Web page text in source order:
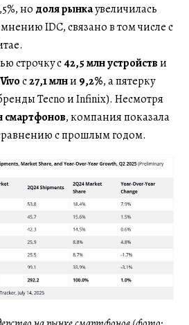
но доля рынкаувеличилась
IDC, связано в том числе с
строчку с42,5 млн устройстви
Vivoс27,1 млни 9,2%, а пятерку
Tecno и Infinix). Несмотря
смартфонов, компания показала
с прошлым годом.